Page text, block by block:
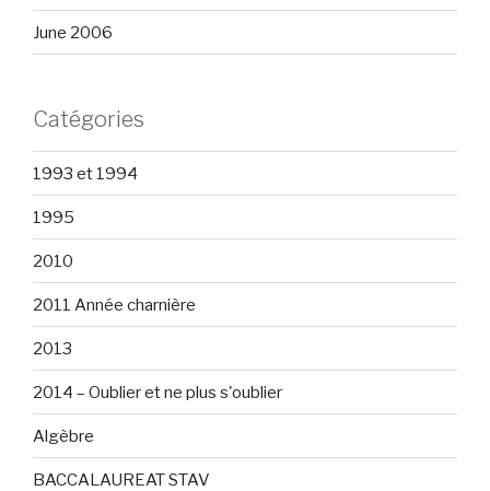
June 2006
Catégories
1993 et 1994
1995
2010
2011 Année charnière
2013
2014 – Oublier et ne plus s'oublier
Algèbre
BACCALAUREAT STAV